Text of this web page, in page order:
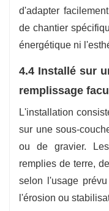
d'adapter
de chantier
énergétique ni
4.4 Installé sur
remplissage
L'installation
sur une sous-
ou de gravier.
remplies de terre,
selon l'usage
l'érosion ou